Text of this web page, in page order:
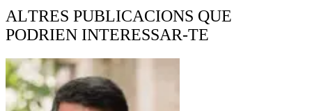
ALTRES PUBLICACIONS QUE
PODRIEN INTERESSAR-TE